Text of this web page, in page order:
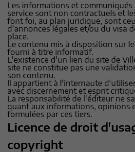
Les informations et communiqués
service sont non contractuels et
font foi, au plan juridique, sont
d'annonces légales et/ou du visa
place.
Le contenu mis à disposition sur
fourni à titre informatif.
L'existence d'un lien du site de
site ne constitue pas une
son contenu.
Il appartient à l'internaute
avec discernement et esprit
La responsabilité de l'éditeur ne
quant aux informations, opinions
formulées par ces tiers.
Licence de droit
copyright